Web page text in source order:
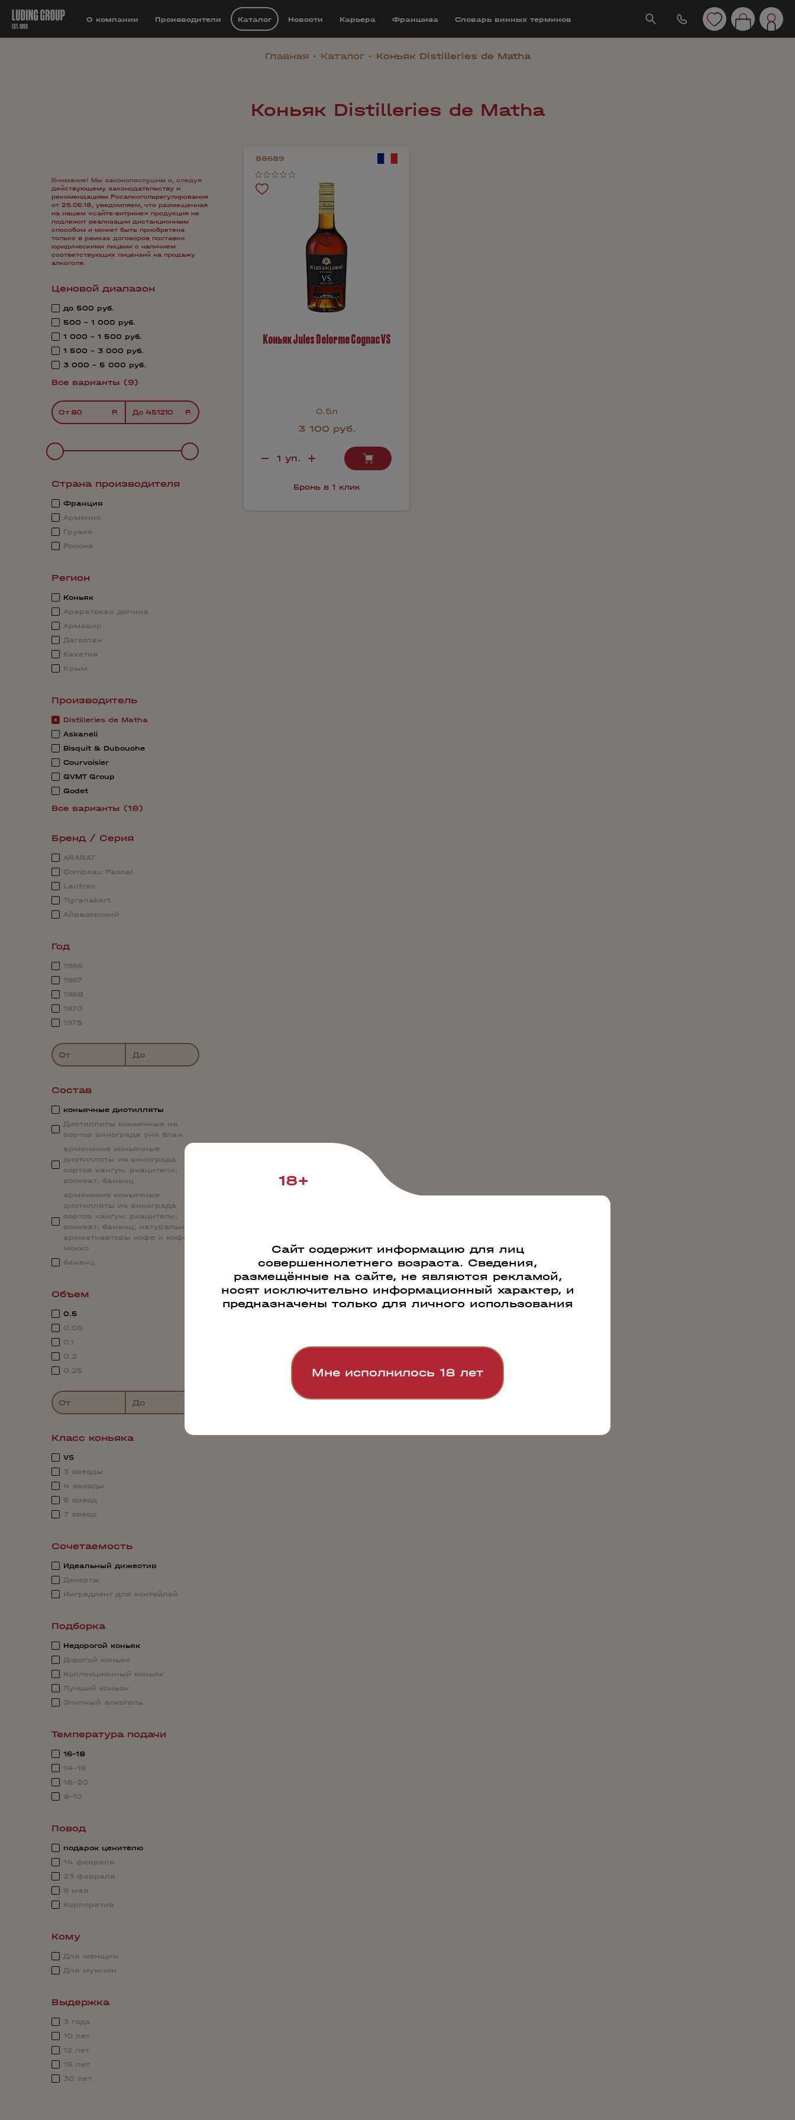
О компании Производители Каталог Новости Карьера Франшиза Cловарь винных терминов
Главная Каталог Коньяк Distilleries de Matha
Коньяк Distilleries de Matha
Внимание! Мы законопослушны и, следуя
действующему законодательству и
рекомендациям Росалкогольрегулирования
от 25.06.18, уведомляем, что размещенная
на нашем «сайте-витрине» продукция не
подлежит реализации дистанционным
способом и может быть приобретена
только в рамках договоров поставки
юридическими лицами с наличием
соответствующих лицензий на продажу
алкоголя.
Ценовой диапазон
до 500 руб.
500 - 1 000 руб.
1 000 - 1 500 руб.
1 500 - 3 000 руб.
3 000 - 5 000 руб.
Все варианты (9)
От До
Страна производителя
Франция
Армения
Грузия
Россия
Регион
Коньяк
Араратская долина
Армавир
Дагестан
Кахетия
Крым
Производитель
Distilleries de Matha
Askaneli
Bisquit & Dubouche
Courvoisier
GVMT Group
Godet
Все варианты (18)
Бренд / Серия
ARARAT
Combeau Pascal
Lautrec
Tigranakert
Айвазовский
Год
1966
1967
1968
1970
1975
От До
Состав
коньячные дистилляты
Дистилляты коньячные из
сортов винограда уни блан
армянские коньячные
дистилляты из винограда
сортов кангун; ркацители;
воскеат; бананц
армянские коньячные
дистилляты из винограда
сортов кангун; ркацители;
воскеат; бананц; натуральные
ароматизаторы кофе и кофе
мокко
бананц
Объем
0.5
0.05
0.1
0.2
0.25
От До
Класс коньяка
VS
3 звезды
4 звезды
5 звезд
7 звезд
Сочетаемость
Идеальный дижестив
Десерты
Ингредиент для коктейлей
Подборка
Недорогой коньяк
Дорогой коньяк
Коллекционный коньяк
Лучший коньяк
Элитный алкоголь
Температура подачи
16-18
14-16
18-20
8-10
Повод
подарок ценителю
14 февраля
23 февраля
9 мая
Корпоратив
Кому
Для женщин
Для мужчин
Выдержка
3 года
10 лет
12 лет
15 лет
30 лет
88689
Коньяк Jules Delorme Cognac VS
0.5л
3 100 руб.
Бронь в 1 клик
18+
Сайт содержит информацию для лиц
совершеннолетнего возраста. Сведения,
размещённые на сайте, не являются рекламой,
носят исключительно информационный характер, и
предназначены только для личного использования
Мне исполнилось 18 лет